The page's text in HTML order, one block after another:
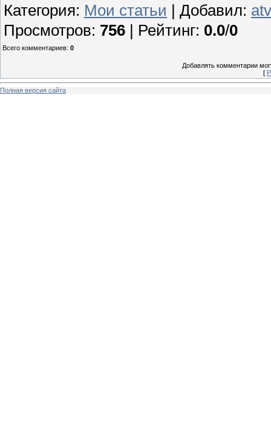
Категория: Мои статьи Добавил: atv
Просмотров: 756 Рейтинг: 0.0/0
Всего комментариев: 0
Добавлять комментарии
[
Полная версия сайта